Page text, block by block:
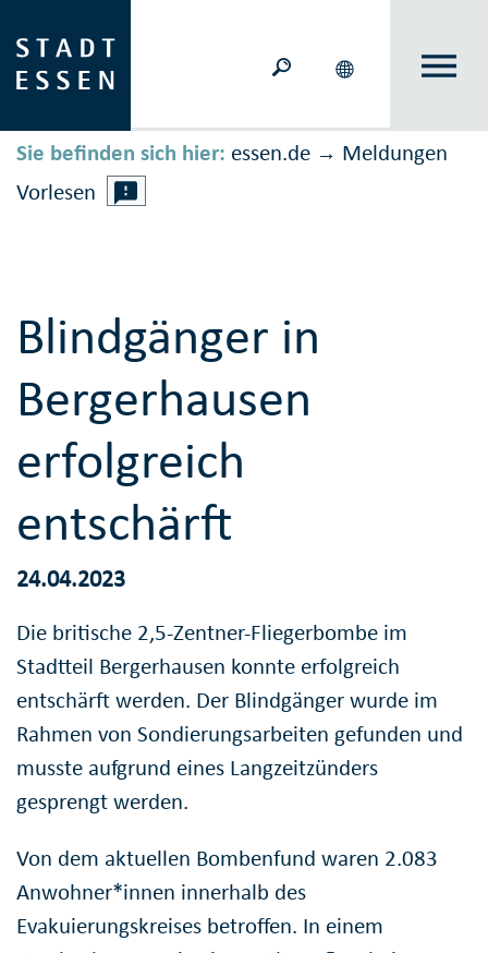
Sie befinden sich hier: essen.de → Meldungen
Vorlesen
Blindgänger in
Bergerhausen
erfolgreich
entschärft
24.04.2023
Die britische 2,5-Zentner-Fliegerbombe im
Stadtteil Bergerhausen konnte erfolgreich
entschärft werden. Der Blindgänger wurde im
Rahmen von Sondierungsarbeiten gefunden und
musste aufgrund eines Langzeitzünders
gesprengt werden.
Von dem aktuellen Bombenfund waren 2.083
Anwohner*innen innerhalb des
Evakuierungskreises betroffen. In einem